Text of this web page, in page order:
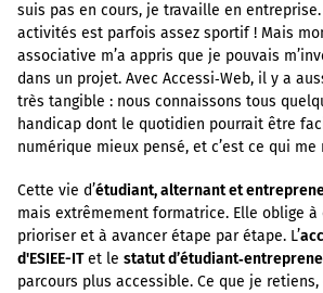
suis pas en cours, je travaille en
activités est parfois assez sportif ! Mais
associative m’a appris que je pouvais
dans un projet. Avec Accessi‑Web, il y a
très tangible : nous connaissons tous
handicap dont le quotidien pourrait être
numérique mieux pensé, et c’est ce qui me
Cette vie d’étudiant, alternant et
mais extrêmement formatrice. Elle oblige à
prioriser et à avancer étape par étape. L’
d'ESIEE-ITet le statut
parcours plus accessible. Ce que je retiens,